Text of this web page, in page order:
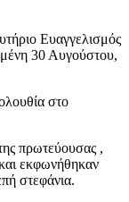
Ευαγγελισμός
30 Αυγούστου,
στο
πρωτεύουσας ,
εκφωνήθηκαν
στεφάνια.